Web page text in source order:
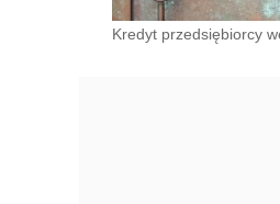
Kredyt przedsiębiorcy